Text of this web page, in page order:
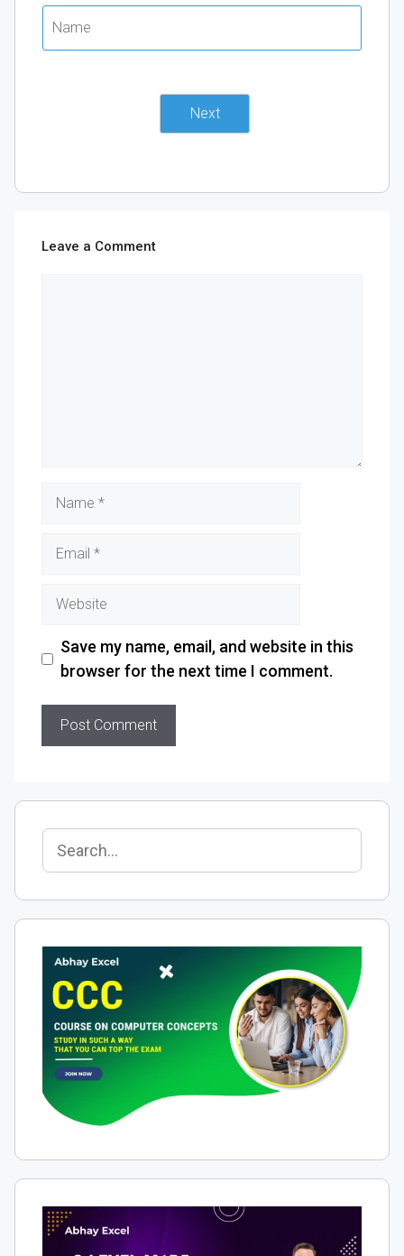
Next
Leave a Comment
Save my name, email, and website in this
browser for the next time I comment.